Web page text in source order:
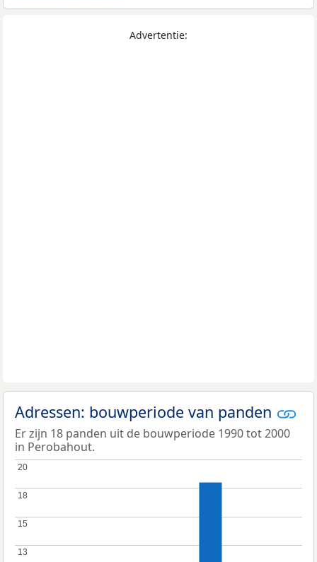
Advertentie:
Adressen: bouwperiode van panden
Er zijn 18 panden uit de bouwperiode 1990 tot 2000
in Perobahout.
13
13
15
15
18
18
20
20